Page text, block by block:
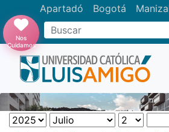
Apartadó Bogotá
Buscar
Nos
Cuidamos